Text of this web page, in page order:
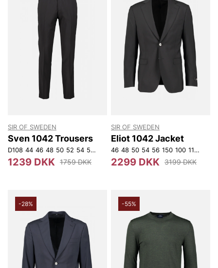
SIR OF SWEDEN
Sven 1042 Trousers
D108 44 46 48 50 52 54 56 152 D120 96 116 D104 112 120
1239 DKK 1759 DKK
SIR OF SWEDEN
Eliot 1042 Jacket
46 48 50 54 56 150 100 112
2299 DKK 3199 DKK
-28% -55%